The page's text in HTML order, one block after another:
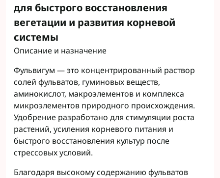
для быстрого восстановления
вегетации и развития корневой
системы
Описание и назначение
Фульвигум — это концентрированный раствор
солей фульватов, гуминовых веществ,
аминокислот, макроэлементов и комплекса
микроэлементов природного происхождения.
Удобрение разработано для стимуляции роста
растений, усиления корневого питания и
быстрого восстановления культур после
стрессовых условий.
Благодаря высокому содержанию фульватов